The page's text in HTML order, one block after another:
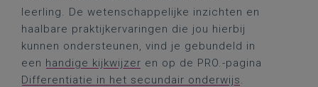
leerling. De wetenschappelijke inzichten en
haalbare praktijkervaringen die jou hierbij
kunnen ondersteunen, vind je gebundeld in
een handige kijkwijzer en op de PRO.-pagina
Differentiatie in het secundair onderwijs.